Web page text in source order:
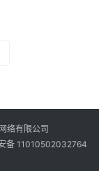
络有限公司
备 11010502032764